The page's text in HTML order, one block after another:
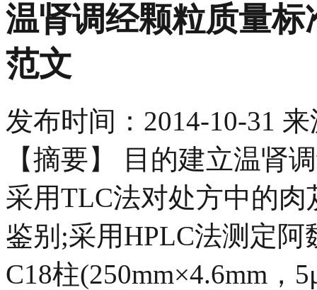
温肾调经颗粒质量
范文
发布时间： 2014-10-31 来
【摘要】 目的建立温肾
采用TLC法对处方中的
鉴别;采用HPLC法测定
C18柱(250mm×4.6mm，